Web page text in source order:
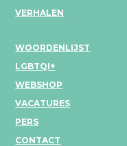
VERHALEN
WOORDENLIJST
LGBTQI+
WEBSHOP
VACATURES
PERS
CONTACT